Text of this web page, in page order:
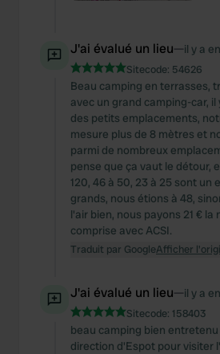
J'ai évalué un lieu—il y a
Sitecode: 54626
Beau camping en terrasses,
avec un grand camping-car,
des petits emplacements,
mesure plus de 8 mètres et
parmi de nombreux
pense que ça vaut le détour,
120, 46 à 50, 23 à 25 sont un
grands, nous étions à 48,
l'air bien, nous payons 21 €
comprise avec ACSI.
Traduit par GoogleAfficher
J'ai évalué un lieu—il y a
Sitecode: 158403
beau camping bien entretenu
direction d'Espot pour visiter